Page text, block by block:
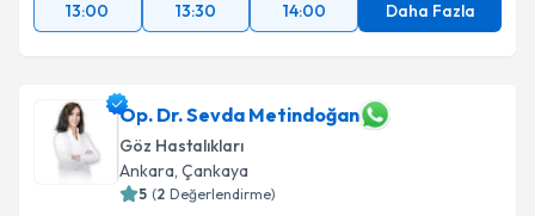
13:00
13:30 14:00 Daha Fazla
Op. Dr. Sevda Metindoğan
Göz Hastalıkları
Ankara, Çankaya
5 (2 Değerlendirme)